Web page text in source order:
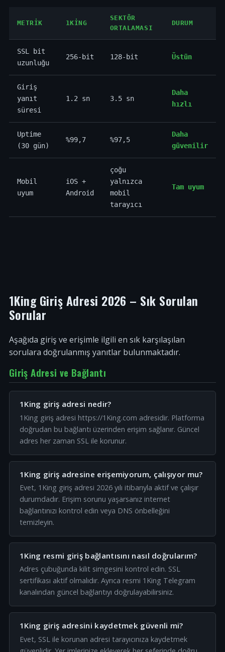
METRIK 1KING
SEKTÖR
ORTALAMASI
DURUM
SSL bit
uzunluğu
256-bit 128-bit Üstün
Giriş
yanıt
süresi
1.2 sn 3.5 sn
Daha
hızlı
Uptime
(30 gün)
%99,7 %97,5
Daha
güvenilir
Mobil
uyum
iOS +
Android
çoğu
yalnızca
mobil
tarayıcı
Tam uyum
1King Giriş Adresi 2026 – Sık Sorulan
Sorular
Aşağıda giriş ve erişimle ilgili en sık karşılaşılan
sorulara doğrulanmış yanıtlar bulunmaktadır.
Giriş Adresi ve Bağlantı
1King giriş adresi nedir?
1King giriş adresi https://1King.com adresidir. Platforma
doğrudan bu bağlantı üzerinden erişim sağlanır. Güncel
adres her zaman SSL ile korunur.
1King giriş adresine erişemiyorum, çalışıyor mu?
Evet, 1King giriş adresi 2026 yılı itibarıyla aktif ve çalışır
durumdadır. Erişim sorunu yaşarsanız internet
bağlantınızı kontrol edin veya DNS önbelleğini
temizleyin.
1King resmi giriş bağlantısını nasıl doğrularım?
Adres çubuğunda kilit simgesini kontrol edin. SSL
sertifikası aktif olmalıdır. Ayrıca resmi 1King Telegram
kanalından güncel bağlantıyı doğrulayabilirsiniz.
1King giriş adresini kaydetmek güvenli mi?
Evet, SSL ile korunan adresi tarayıcınıza kaydetmek